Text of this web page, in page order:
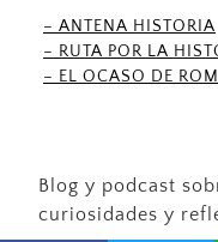
– ANTENA HISTORIA
– RUTA POR LA
– EL OCASO DE
Blog y podcast
curiosidades y